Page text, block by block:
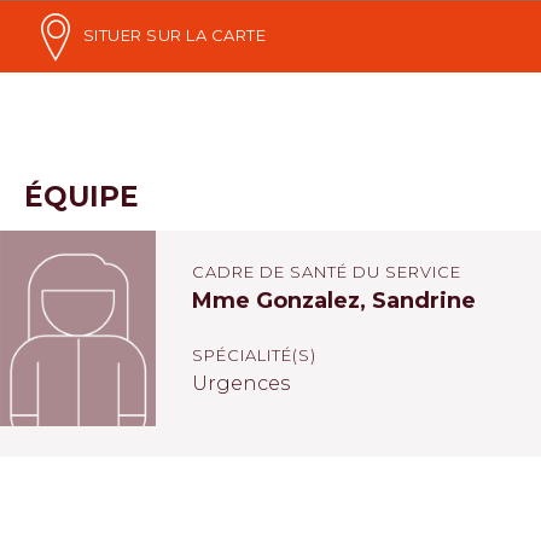
SITUER SUR LA CARTE
ÉQUIPE
CADRE DE SANTÉ DU SERVICE
Mme Gonzalez, Sandrine
SPÉCIALITÉ(S)
Urgences